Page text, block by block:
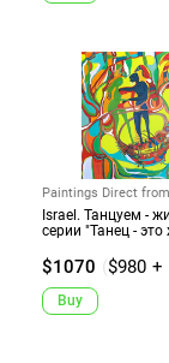
Paintings Direct
Israel. Танцуем -
серии "Танец - это
$1070 ($980 +
Buy